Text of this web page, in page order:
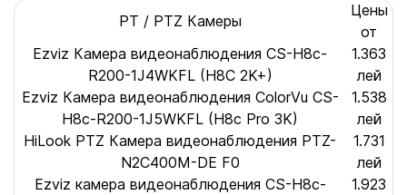
PT / PTZ Камеры
Цены
от
Ezviz Камера видеонаблюдения CS-H8c-
R200-1J4WKFL (H8С 2K+)
1.363
лей
Ezviz Камера видеонаблюдения ColorVu CS-
H8c-R200-1J5WKFL (H8c Pro 3K)
1.538
лей
HiLook PTZ Камера видеонаблюдения PTZ-
N2C400M-DE F0
1.731
лей
Ezviz камера видеонаблюдения CS-H8c-
1.923